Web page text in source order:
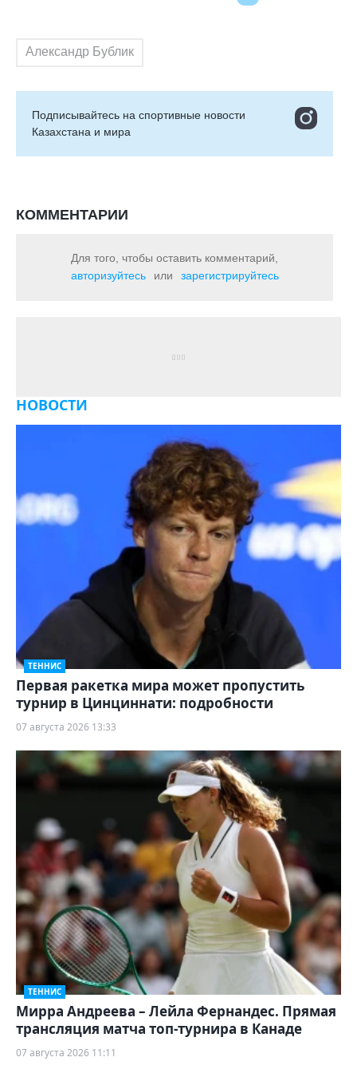
Александр Бублик
Подписывайтесь на cпортивные новости
Казахстана и мира
КОММЕНТАРИИ
Для того, чтобы оставить комментарий,
авторизуйтесь
или зарегистрируйтесь
НОВОСТИ
ТЕННИС
Первая ракетка мира может пропустить
турнир в Цинциннати: подробности
07 августа 2026 13:33
ТЕННИС
Мирра Андреева – Лейла Фернандес. Прямая
трансляция матча топ-турнира в Канаде
07 августа 2026 11:11